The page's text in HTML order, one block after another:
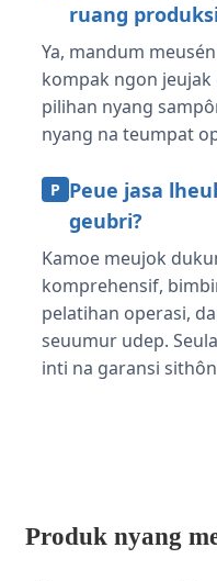
ruang
Ya, mandum
kompak ngon
pilihan nyang
nyang na teumpat
P Peue jasa
geubri?
Kamoe meujok
komprehensif,
pelatihan operasi,
seuumur udep.
inti na garansi
Produk nyang